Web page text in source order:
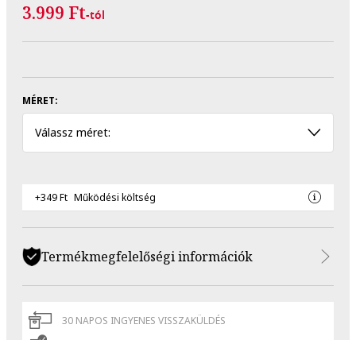
3.999 Ft-tól
MÉRET:
Válassz méret:
+349 Ft Működési költség
Termékmegfelelőségi információk
30 NAPOS INGYENES VISSZAKÜLDÉS